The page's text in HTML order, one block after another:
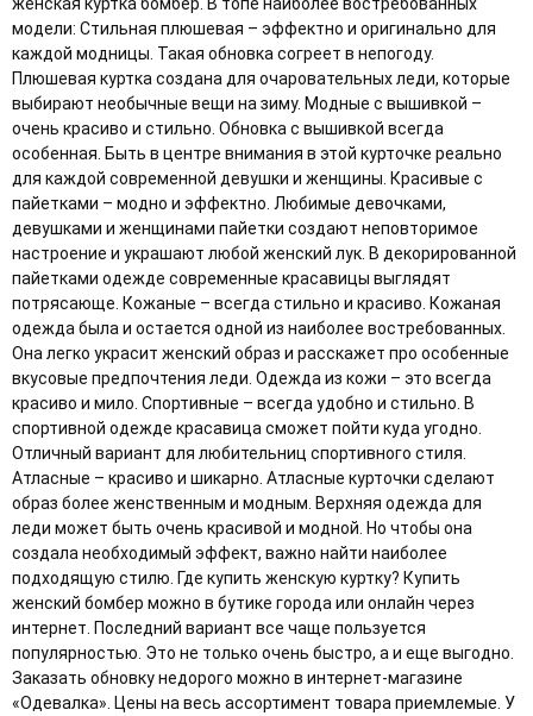
модели: Стильная плюшевая – эффектно и оригинально для
каждой модницы. Такая обновка согреет в непогоду.
Плюшевая куртка создана для очаровательных леди, которые
выбирают необычные вещи на зиму. Модные с вышивкой –
очень красиво и стильно. Обновка с вышивкой всегда
особенная. Быть в центре внимания в этой курточке реально
для каждой современной девушки и женщины. Красивые с
пайетками – модно и эффектно. Любимые девочками,
девушками и женщинами пайетки создают неповторимое
настроение и украшают любой женский лук. В декорированной
пайетками одежде современные красавицы выглядят
потрясающе. Кожаные – всегда стильно и красиво. Кожаная
одежда была и остается одной из наиболее востребованных.
Она легко украсит женский образ и расскажет про особенные
вкусовые предпочтения леди. Одежда из кожи – это всегда
красиво и мило. Спортивные – всегда удобно и стильно. В
спортивной одежде красавица сможет пойти куда угодно.
Отличный вариант для любительниц спортивного стиля.
Атласные – красиво и шикарно. Атласные курточки сделают
образ более женственным и модным. Верхняя одежда для
леди может быть очень красивой и модной. Но чтобы она
создала необходимый эффект, важно найти наиболее
подходящую стилю. Где купить женскую куртку? Купить
женский бомбер можно в бутике города или онлайн через
интернет. Последний вариант все чаще пользуется
популярностью. Это не только очень быстро, а и еще выгодно.
Заказать обновку недорого можно в интернет-магазине
«Одевалка». Цены на весь ассортимент товара приемлемые. У